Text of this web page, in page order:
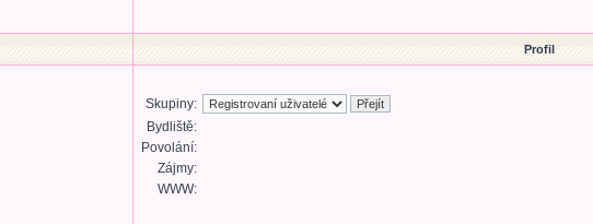
Profil
Skupiny:
Bydliště:
Povolání:
Zájmy:
WWW: